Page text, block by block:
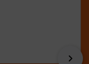
vor